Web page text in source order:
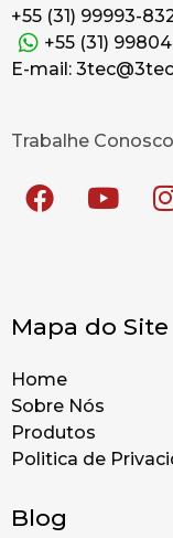
+55 (31) 99993-
+55 (31)
E-mail:
Trabalhe
Mapa do Site
Home
Sobre Nós
Produtos
Politica de
Blog